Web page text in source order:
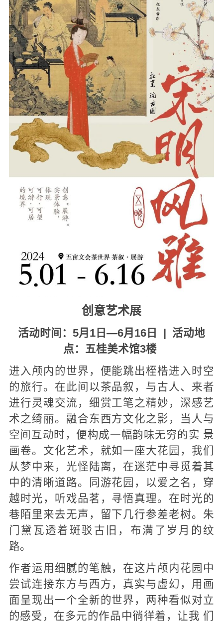
创意艺术展
活动时间：5月1日—6月16日 | 活动地
点：五桂美术馆3楼
进入颅内的世界，便能跳出桎梏进入时空
的旅行。在此间以茶品叙，与古人、来者
进行灵魂交流，细赏工笔之精妙，深感艺
术之绮丽。融合东西方文化之影，当人与
空间互动时，便构成一幅韵味无穷的实 景
画卷。文化艺术，就如一座大花园，我们
从梦中来，光怪陆离，在迷茫中寻觅着其
中的清晰道路。同游花园，以爱之名，穿
越时光，听戏品茗，寻悟真理。在时光的
巷陌里来去无声，留下几行参差老树。朱
门黛瓦透着斑驳古旧，布满了岁月的纹
路。
作者运用细腻的笔触，在这片颅内花园中
尝试连接东方与西方，真实与虚幻，用画
面呈现出一个全新的世界，两种看似对立
的感受，在多元的作品中徜徉着，让我 们